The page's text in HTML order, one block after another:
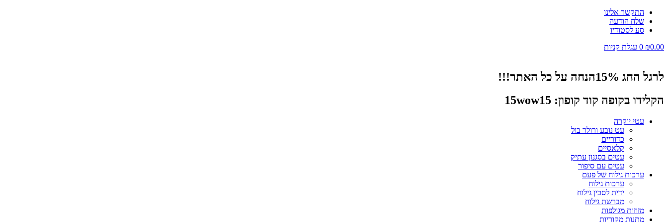
לתוכן
התקשר אלינו
שלח הודעה
סע לסטודיו
₪0.00
0 עגלת קניות
לרגל החג 15%הנחה על כל האתר!!!
הקלידו בקופה קוד קופון: 15wow15
עטי יוקרה
עט נובע ורולר בול
כדוריים
קלאסיים
עטים בסגנון עתיק
עטים עם סיפור
ערכות גילוח של פעם
ערכות גילוח
ידית לסכין גילוח
מברשת גילוח
מזוזות מגולפות
מתנות מקוריות